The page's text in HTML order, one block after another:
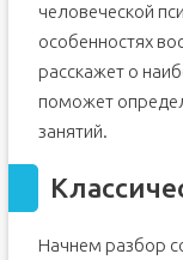
человеческой
особенностях
расскажет о
поможет
занятий.
Начнем разбор